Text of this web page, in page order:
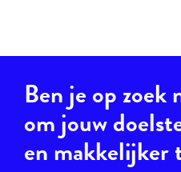
Ben je op zoek
om jouw
en makkelijker